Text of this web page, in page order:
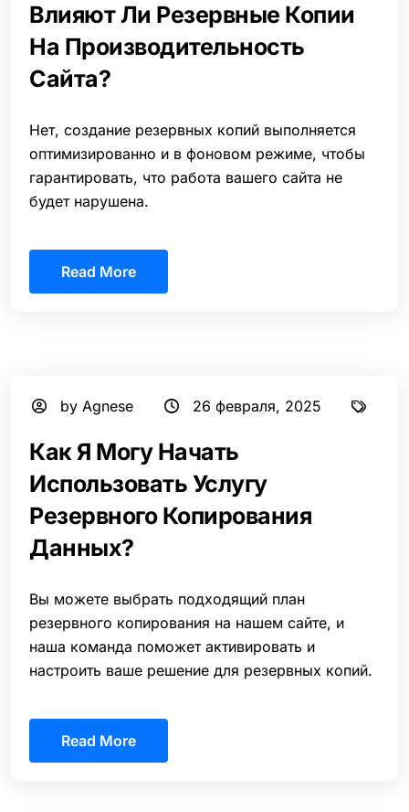
Влияют Ли Резервные Копии
На Производительность
Сайта?
Нет, создание резервных копий выполняется
оптимизированно и в фоновом режиме, чтобы
гарантировать, что работа вашего сайта не
будет нарушена.
Read More
by Agnese 26 февраля, 2025
Как Я Могу Начать
Использовать Услугу
Резервного Копирования
Данных?
Вы можете выбрать подходящий план
резервного копирования на нашем сайте, и
наша команда поможет активировать и
настроить ваше решение для резервных копий.
Read More